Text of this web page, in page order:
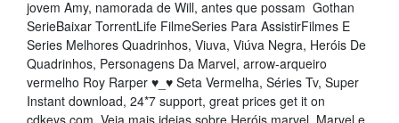
jovem Amy, namorada de Will, antes que possam Gothan
SerieBaixar TorrentLife FilmeSeries Para AssistirFilmes E
Series Melhores Quadrinhos, Viuva, Viúva Negra, Heróis De
Quadrinhos, Personagens Da Marvel, arrow-arqueiro
vermelho Roy Rarper ♥_♥ Seta Vermelha, Séries Tv, Super
Instant download, 24*7 support, great prices get it on
cdkeys.com. Veja mais ideias sobre Heróis marvel, Marvel e